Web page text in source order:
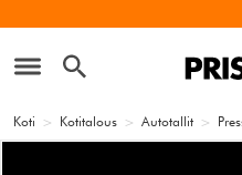
Koti > Kotitalous > Autotallit >